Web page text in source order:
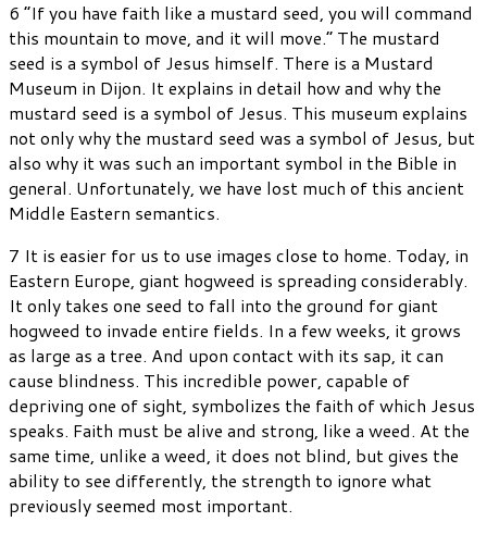
6 “If you have faith like a mustard seed, you will command
this mountain to move, and it will move.” The mustard
seed is a symbol of Jesus himself. There is a Mustard
Museum in Dijon. It explains in detail how and why the
mustard seed is a symbol of Jesus. This museum explains
not only why the mustard seed was a symbol of Jesus, but
also why it was such an important symbol in the Bible in
general. Unfortunately, we have lost much of this ancient
Middle Eastern semantics.
7 It is easier for us to use images close to home. Today, in
Eastern Europe, giant hogweed is spreading considerably.
It only takes one seed to fall into the ground for giant
hogweed to invade entire fields. In a few weeks, it grows
as large as a tree. And upon contact with its sap, it can
cause blindness. This incredible power, capable of
depriving one of sight, symbolizes the faith of which Jesus
speaks. Faith must be alive and strong, like a weed. At the
same time, unlike a weed, it does not blind, but gives the
ability to see differently, the strength to ignore what
previously seemed most important.